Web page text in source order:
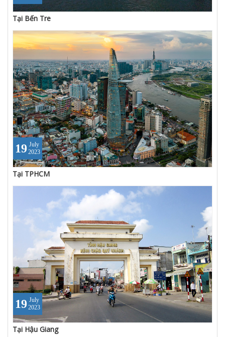
Tại Bến Tre
19 July
2023
Tại TPHCM
19 July
2023
Tại Hậu Giang